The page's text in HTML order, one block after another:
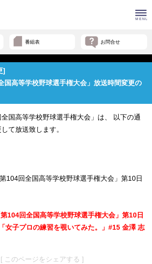
番組表 お問合せ
]
国高等学校野球選手権大会」放送時間変更の
国高等学校野球選手権大会」は、 以下の通
て放送致します。
104回全国高等学校野球選手権大会」第10日
104回全国高等学校野球選手権大会」第10日
女子プロの練習を覗いてみた。」#15 金澤 志
[ このページをシェアする ]